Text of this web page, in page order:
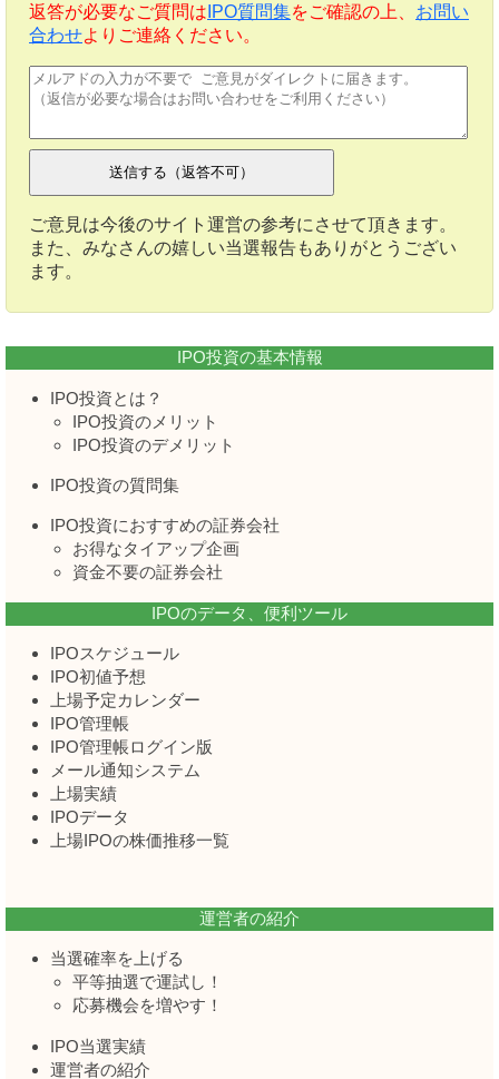
返答が必要なご質問は IPO質問集をご確認の上、 お問い
合わせよりご連絡ください。
ご意見は今後のサイト運営の参考にさせて頂きます。
また、みなさんの嬉しい当選報告もありがとうござい
ます。
IPO投資の基本情報
IPO投資とは？
IPO投資のメリット
IPO投資のデメリット
IPO投資の質問集
IPO投資におすすめの証券会社
お得なタイアップ企画
資金不要の証券会社
IPOのデータ、便利ツール
IPOスケジュール
IPO初値予想
上場予定カレンダー
IPO管理帳
IPO管理帳ログイン版
メール通知システム
上場実績
IPOデータ
上場IPOの株価推移一覧
運営者の紹介
当選確率を上げる
平等抽選で運試し！
応募機会を増やす！
IPO当選実績
運営者の紹介